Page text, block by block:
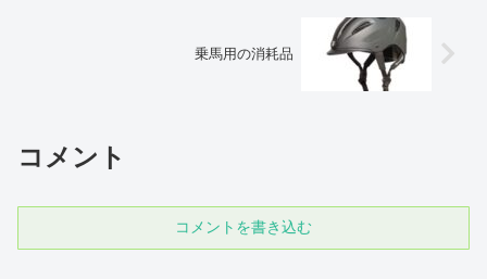
乗馬用の消耗品
コメント
コメントを書き込む